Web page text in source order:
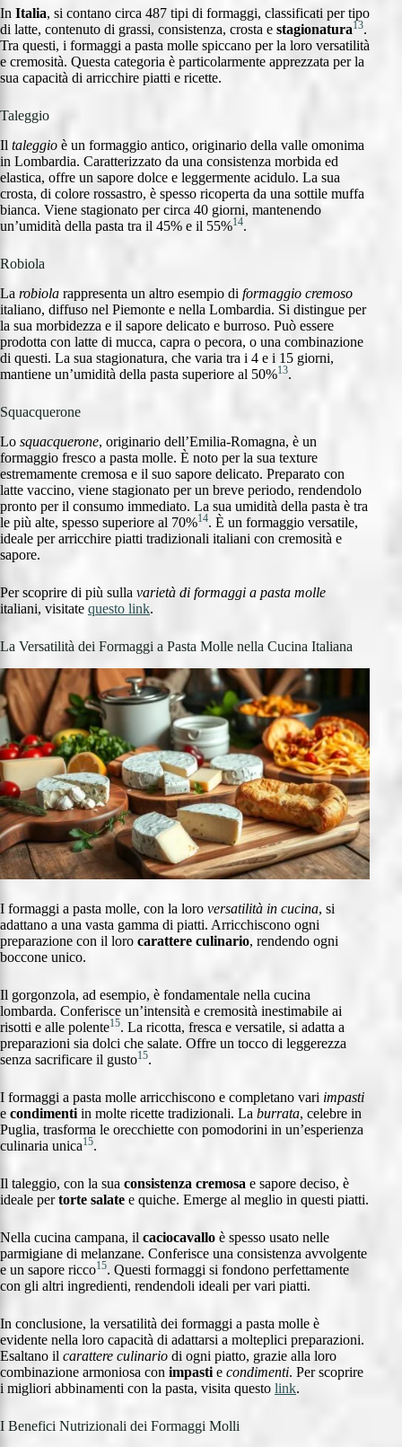
In Italia, si contano circa 487 tipi di formaggi, classificati per tipo
di latte, contenuto di grassi, consistenza, crosta e stagionatura13.
Tra questi, i formaggi a pasta molle spiccano per la loro versatilità
e cremosità. Questa categoria è particolarmente apprezzata per la
sua capacità di arricchire piatti e ricette.
Taleggio
Il taleggio è un formaggio antico, originario della valle omonima
in Lombardia. Caratterizzato da una consistenza morbida ed
elastica, offre un sapore dolce e leggermente acidulo. La sua
crosta, di colore rossastro, è spesso ricoperta da una sottile muffa
bianca. Viene stagionato per circa 40 giorni, mantenendo
un’umidità della pasta tra il 45% e il 55%14.
Robiola
La robiola rappresenta un altro esempio di formaggio cremoso
italiano, diffuso nel Piemonte e nella Lombardia. Si distingue per
la sua morbidezza e il sapore delicato e burroso. Può essere
prodotta con latte di mucca, capra o pecora, o una combinazione
di questi. La sua stagionatura, che varia tra i 4 e i 15 giorni,
mantiene un’umidità della pasta superiore al 50%13.
Squacquerone
Lo squacquerone, originario dell’Emilia-Romagna, è un
formaggio fresco a pasta molle. È noto per la sua texture
estremamente cremosa e il suo sapore delicato. Preparato con
latte vaccino, viene stagionato per un breve periodo, rendendolo
pronto per il consumo immediato. La sua umidità della pasta è tra
le più alte, spesso superiore al 70%14. È un formaggio versatile,
ideale per arricchire piatti tradizionali italiani con cremosità e
sapore.
Per scoprire di più sulla varietà di formaggi a pasta molle
italiani, visitate questo link.
La Versatilità dei Formaggi a Pasta Molle nella Cucina Italiana
I formaggi a pasta molle, con la loro versatilità in cucina, si
adattano a una vasta gamma di piatti. Arricchiscono ogni
preparazione con il loro carattere culinario, rendendo ogni
boccone unico.
Il gorgonzola, ad esempio, è fondamentale nella cucina
lombarda. Conferisce un’intensità e cremosità inestimabile ai
risotti e alle polente15. La ricotta, fresca e versatile, si adatta a
preparazioni sia dolci che salate. Offre un tocco di leggerezza
senza sacrificare il gusto15.
I formaggi a pasta molle arricchiscono e completano vari impasti
e condimenti in molte ricette tradizionali. La burrata, celebre in
Puglia, trasforma le orecchiette con pomodorini in un’esperienza
culinaria unica15.
Il taleggio, con la sua consistenza cremosa e sapore deciso, è
ideale pertorte salate e quiche. Emerge al meglio in questi piatti.
Nella cucina campana, il caciocavallo è spesso usato nelle
parmigiane di melanzane. Conferisce una consistenza avvolgente
e un sapore ricco15. Questi formaggi si fondono perfettamente
con gli altri ingredienti, rendendoli ideali per vari piatti.
In conclusione, la versatilità dei formaggi a pasta molle è
evidente nella loro capacità di adattarsi a molteplici preparazioni.
Esaltano il carattere culinario di ogni piatto, grazie alla loro
combinazione armoniosa con impasti e condimenti. Per scoprire
i migliori abbinamenti con la pasta, visita questo link.
I Benefici Nutrizionali dei Formaggi Molli